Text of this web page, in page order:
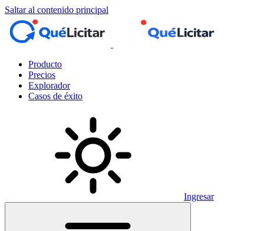
Saltar al contenido principal
Producto
Precios
Explorador
Casos de éxito
Ingresar